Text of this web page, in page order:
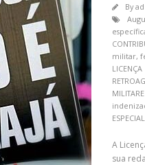
By
militar,
LICENÇA
ESPECIAL
A
sua